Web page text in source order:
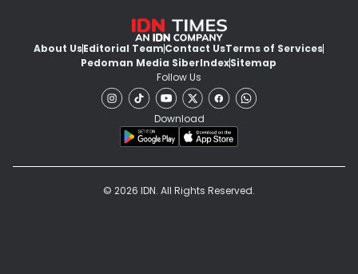
About UsEditorial TeamContact UsTerms of Services
Pedoman Media SiberIndexSitemap
Follow Us
Download
© 2026 IDN. All Rights Reserved.